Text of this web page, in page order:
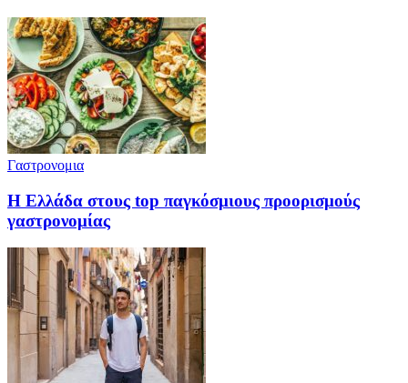
Γαστρονομια
Η Ελλάδα στους top παγκόσμιους προορισμούς
γαστρονομίας